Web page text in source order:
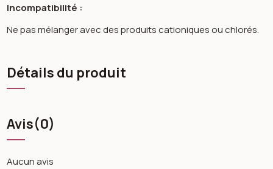
Incompatibilité :
Ne pas mélanger avec des produits cationiques ou chlorés.
Détails du produit
Avis(0)
Aucun avis